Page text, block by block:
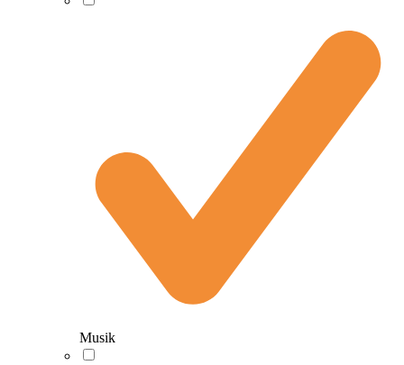
Musik